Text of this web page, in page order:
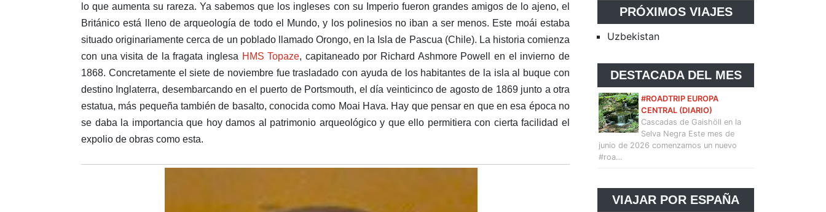
lo que aumenta su rareza. Ya sabemos que los ingleses con su Imperio fueron grandes amigos de lo ajeno, el
Británico está lleno de arqueología de todo el Mundo, y los polinesios no iban a ser menos. Este moái estaba
situado originariamente cerca de un poblado llamado Orongo, en la Isla de Pascua (Chile). La historia comienza
con una visita de la fragata inglesa HMS Topaze, capitaneado por Richard Ashmore Powell en el invierno de
1868. Concretamente el siete de noviembre fue trasladado con ayuda de los habitantes de la isla al buque con
destino Inglaterra, desembarcando en el puerto de Portsmouth, el día veinticinco de agosto de 1869 junto a otra
estatua, más pequeña también de basalto, conocida como Moai Hava. Hay que pensar en que en esa época no
se daba la importancia que hoy damos al patrimonio arqueológico y que ello permitiera con cierta facilidad el
expolio de obras como esta.
PRÓXIMOS VIAJES
Uzbekistan
DESTACADA DEL MES
#ROADTRIP EUROPA
CENTRAL (DIARIO)
Cascadas de Gaishöll en la
Selva Negra Este mes de
junio de 2026 comenzamos un nuevo
#roa…
VIAJAR POR ESPAÑA